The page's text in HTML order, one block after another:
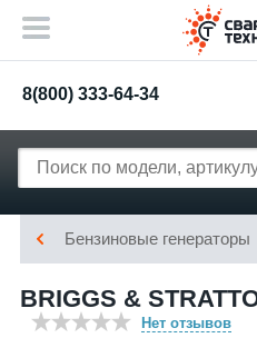
8(800) 333-64-34
Бензиновые генераторы
BRIGGS &
Нет отзывов